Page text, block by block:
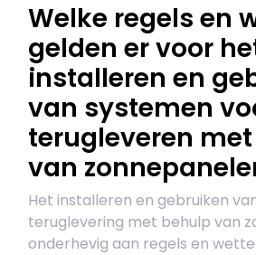
Welke regels en
gelden er voor
installeren en
van systemen
terugleveren
van
Het installeren en gebruiken
teruglevering met behulp van
onderhevig aan regels en